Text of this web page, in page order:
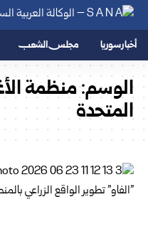
أخبار سوريا مجلس الشعب
الوسم:منظمة
المتحدة